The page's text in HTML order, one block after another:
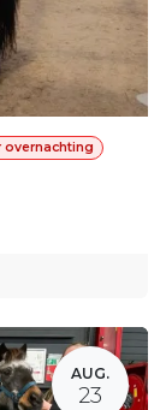
overnachting
AUG.
23